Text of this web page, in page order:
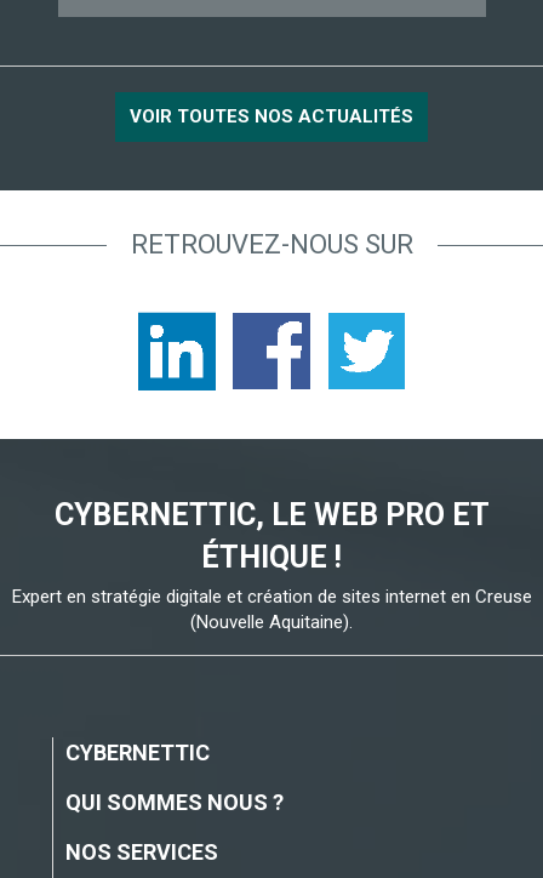
VOIR TOUTES NOS ACTUALITÉS
RETROUVEZ-NOUS SUR
CYBERNETTIC, LE WEB PRO ET
ÉTHIQUE !
Expert en stratégie digitale et création de sites internet en Creuse
(Nouvelle Aquitaine).
CYBERNETTIC
QUI SOMMES NOUS ?
NOS SERVICES